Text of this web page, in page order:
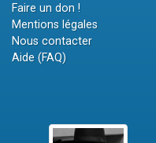
Faire un don !
Mentions légales
Nous contacter
Aide (FAQ)